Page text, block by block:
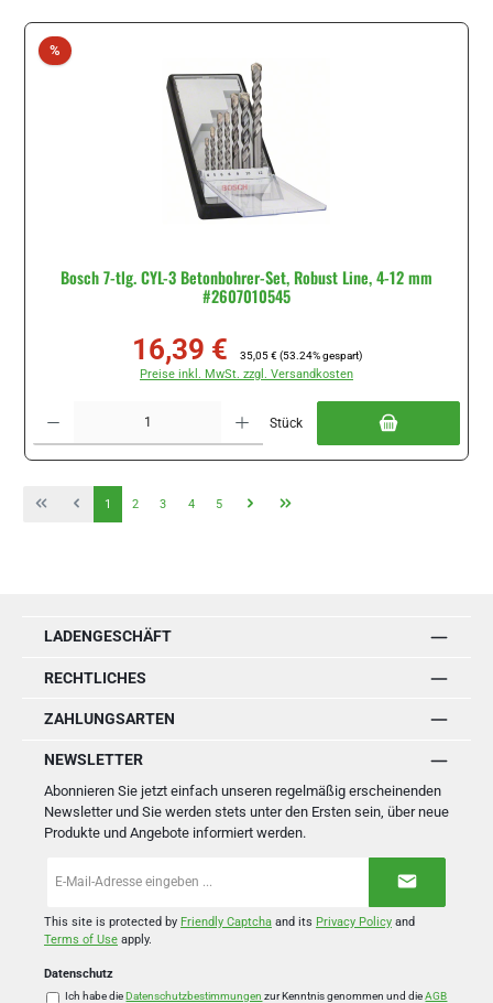
%Rabatt
Bosch 7-tlg. CYL-3 Betonbohrer-Set, Robust Line, 4-12 mm
#2607010545
Verkaufspreis:
16,39 € 35,05 € (53.24% gespart)
Preise inkl. MwSt. zzgl. Versandkosten
Stück
Seite
1 Seite
2 Seite
3 Seite
4 Seite
5
LADENGESCHÄFT
RECHTLICHES
ZAHLUNGSARTEN
NEWSLETTER
Abonnieren Sie jetzt einfach unseren regelmäßig erscheinenden
Newsletter und Sie werden stets unter den Ersten sein, über neue
Produkte und Angebote informiert werden.
Mail-
*
This site is protected by Friendly Captcha and its Privacy Policy and
Terms of Use apply.
Datenschutz
Ich habe dieDatenschutzbestimmungen zur Kenntnis genommen und dieAGB